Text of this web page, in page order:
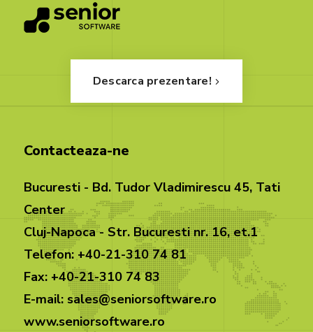
Descarca prezentare!
Contacteaza-ne
Bucuresti - Bd. Tudor Vladimirescu 45, Tati
Center
Cluj-Napoca - Str. Bucuresti nr. 16, et.1
Telefon: +40-21-310 74 81
Fax: +40-21-310 74 83
E-mail: sales@seniorsoftware.ro
www.seniorsoftware.ro